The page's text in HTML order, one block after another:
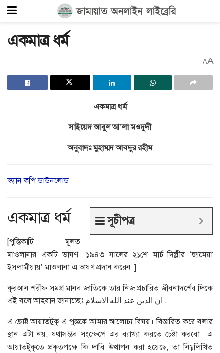
একমাত্র ধর্ম
AA
একমাত্র ধর্ম
সাইয়েদ আবুল আ’লা মওদুদী
অনুবাদঃ মুহাম্মদ আবদুর রহীম
স্ক্যান কপি ডাউনলোড
সূচীপত্র
একমাত্র ধর্ম
[পুস্তিকাটি মূলত
মাওলানার একটি ভাষণ। ১৯৪৩ সালের ২১শে মার্চ দিল্লীর ‘জামেয়া
ইসলামীয়ায়’ মাওলানা এ ভাষণ প্রদান করেন।]
কুরআন শরীফ সমগ্র মানব জাতিকে তার নিজ প্রচারিত জীবনাদর্শের দিকে
এই বলে আহবান জানাচ্ছেঃ ان الدين عند الله الاسلام .
এ ছোট্ট আয়াতটুকু এ পুস্তকে আমার আলোচ্য বিষয়। বিস্তারিত করে বলার
স্থান এটা নয়, যথাসম্ভব সংক্ষেপে এর ব্যাখ্যা করতে চেষ্টা করবো। এ
আয়াতটুকুতে প্রকৃতপক্ষে কি দাবি উত্থাপন করা হয়েছে, তা নিম্নলিখিত